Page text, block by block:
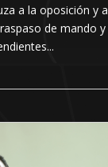
a la oposición y
de mando y